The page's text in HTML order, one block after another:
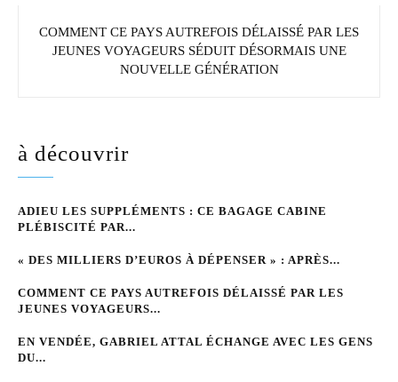
COMMENT CE PAYS AUTREFOIS DÉLAISSÉ PAR LES
JEUNES VOYAGEURS SÉDUIT DÉSORMAIS UNE
NOUVELLE GÉNÉRATION
à découvrir
ADIEU LES SUPPLÉMENTS : CE BAGAGE CABINE
PLÉBISCITÉ PAR...
« DES MILLIERS D’EUROS À DÉPENSER » : APRÈS...
COMMENT CE PAYS AUTREFOIS DÉLAISSÉ PAR LES
JEUNES VOYAGEURS...
EN VENDÉE, GABRIEL ATTAL ÉCHANGE AVEC LES GENS
DU...